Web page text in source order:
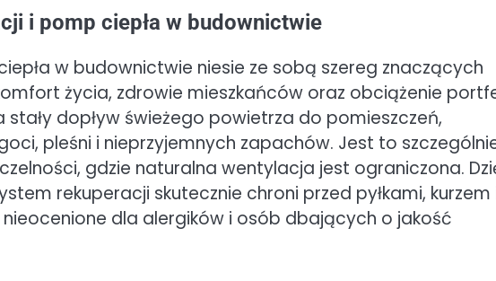
i pomp ciepła w budownictwie
w budownictwie niesie ze sobą szereg znaczących
życia, zdrowie mieszkańców oraz obciążenie
stały dopływ świeżego powietrza do pomieszczeń,
pleśni i nieprzyjemnych zapachów. Jest to
gdzie naturalna wentylacja jest ograniczona.
rekuperacji skutecznie chroni przed pyłkami, kurzem
dla alergików i osób dbających o jakość